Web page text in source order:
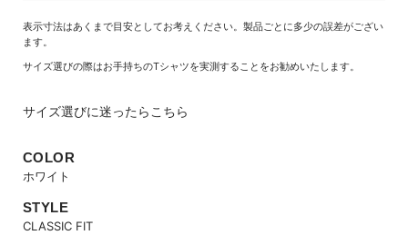
表示寸法はあくまで目安としてお考えください。製品ごとに多少の誤差がござい
ます。
サイズ選びの際はお手持ちのTシャツを実測することをお勧めいたします。
サイズ選びに迷ったらこちら
COLOR
ホワイト
STYLE
CLASSIC FIT